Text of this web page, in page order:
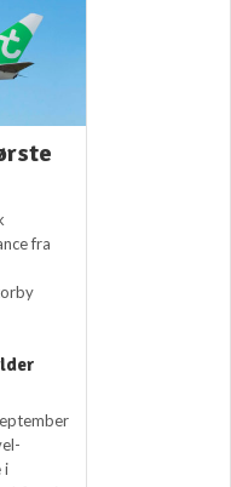
fra
i